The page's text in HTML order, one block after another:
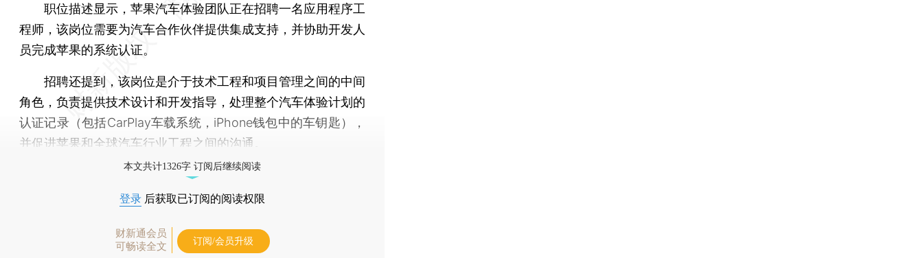
职位描述显示，苹果汽车体验团队正在招聘一名应用程序工
程师，该岗位需要为汽车合作伙伴提供集成支持，并协助开发人
员完成苹果的系统认证。
招聘还提到，该岗位是介于技术工程和项目管理之间的中间
角色，负责提供技术设计和开发指导，处理整个汽车体验计划的
认证记录（包括CarPlay车载系统，iPhone钱包中的车钥匙），
并促进苹果和全球汽车行业工程之间的沟通。
本文共计1326字 订阅后继续阅读
登录 后获取已订阅的阅读权限
财新通会员
可畅读全文
订阅/会员升级